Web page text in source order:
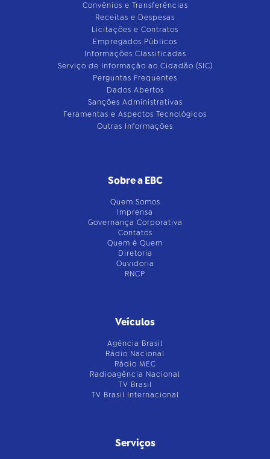
Convênios e Transferências
Receitas e Despesas
Licitações e Contratos
Empregados Públicos
Informações Classificadas
Serviço de Informação ao Cidadão (SIC)
Perguntas Frequentes
Dados Abertos
Sanções Administrativas
Feramentas e Aspectos Tecnológicos
Outras Informações
Sobre a EBC
Quem Somos
Imprensa
Governança Corporativa
Contatos
Quem é Quem
Diretoria
Ouvidoria
RNCP
Veículos
Agência Brasil
Rádio Nacional
Rádio MEC
Radioagência Nacional
TV Brasil
TV Brasil Internacional
Serviços